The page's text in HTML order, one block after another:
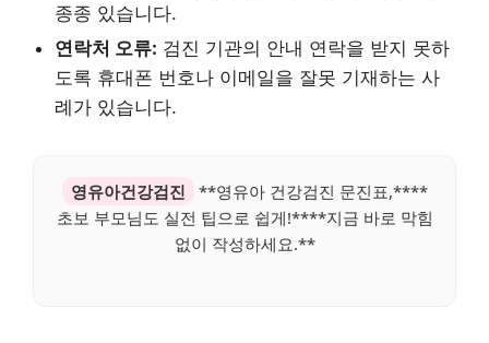
종종 있습니다.
연락처 오류: 검진 기관의 안내 연락을 받지 못하
도록 휴대폰 번호나 이메일을 잘못 기재하는 사
례가 있습니다.
영유아건강검진
**영유아 건강검진 문진표,****
초보 부모님도 실전 팁으로 쉽게!****지금 바로 막힘
없이 작성하세요.**